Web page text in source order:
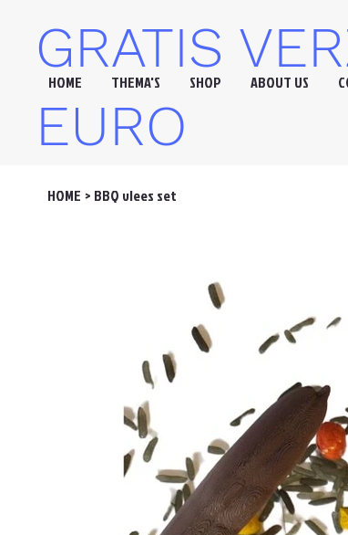
HOME THEMA'S SHOP ABOUT US
GRATIS
EURO
HOME > BBQ vlees set